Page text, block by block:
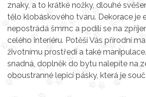
znaky, a to krátké nožky, dlouhé
tělo klobáskového tvaru. Dekorace je
nepostrádá šmrnc a podílí se na
celého interiéru. Potěší Vás přírodní
životnímu prostředí a také
snadná, doplněk do bytu nalepíte na
oboustranné lepicí pásky, která je